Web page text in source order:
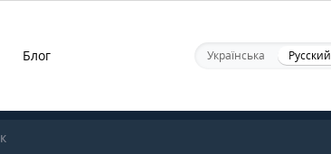
Блог Українська Русский